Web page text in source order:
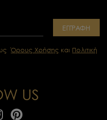
ΕΓΓΡΑΦΗ
Όρους Χρήσης και Πολιτική
US